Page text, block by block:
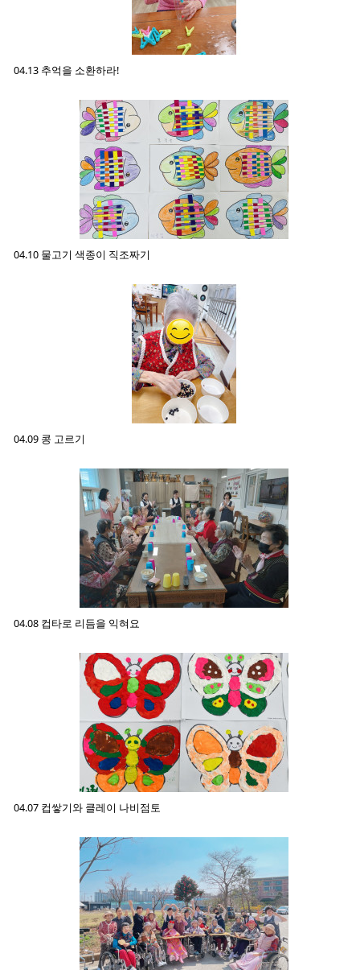
04.13 추억을 소환하라!
04.10 물고기 색종이 직조짜기
04.09 콩 고르기
04.08 컵타로 리듬을 익혀요
04.07 컵쌓기와 클레이 나비점토